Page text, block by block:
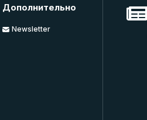
Дополнительно
Newsletter